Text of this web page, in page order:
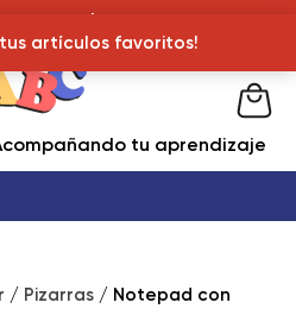
articulos favoritos!
tu aprendizaje
/ Pizarras / Notepad con
tus artículos favoritos!